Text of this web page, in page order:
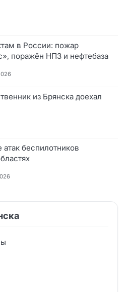
в России: пожар
поражён НПЗ и нефтебаза
из Брянска доехал
беспилотников